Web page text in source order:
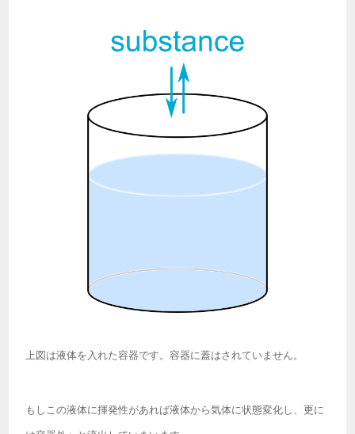
上図は液体を入れた容器です。容器に蓋はされていません。
もしこの液体に揮発性があれば液体から気体に状態変化し、更に